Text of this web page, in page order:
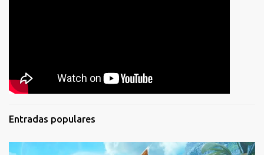
Entradas populares